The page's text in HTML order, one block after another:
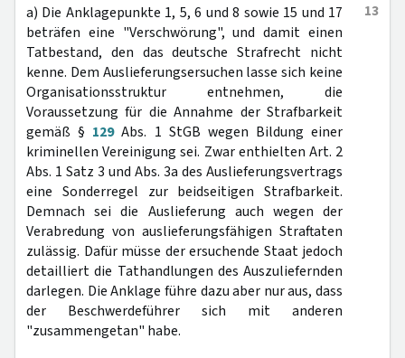
13
a) Die Anklagepunkte 1, 5, 6 und 8 sowie 15 und 17
beträfen eine "Verschwörung", und damit einen
Tatbestand, den das deutsche Strafrecht nicht
kenne. Dem Auslieferungsersuchen lasse sich keine
Organisationsstruktur entnehmen, die
Voraussetzung für die Annahme der Strafbarkeit
gemäß § 129Abs. 1 StGB wegen Bildung einer
kriminellen Vereinigung sei. Zwar enthielten Art. 2
Abs. 1 Satz 3 und Abs. 3a des Auslieferungsvertrags
eine Sonderregel zur beidseitigen Strafbarkeit.
Demnach sei die Auslieferung auch wegen der
Verabredung von auslieferungsfähigen Straftaten
zulässig. Dafür müsse der ersuchende Staat jedoch
detailliert die Tathandlungen des Auszuliefernden
darlegen. Die Anklage führe dazu aber nur aus, dass
der Beschwerdeführer sich mit anderen
"zusammengetan" habe.